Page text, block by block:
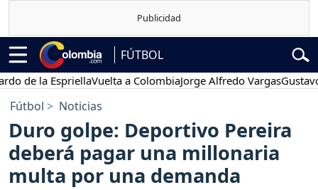
FÚTBOL
la EspriellaVuelta a ColombiaJorge Alfredo VargasGustavo
Fútbol Noticias
Duro golpe: Deportivo Pereira
deberá pagar una millonaria
multa por una demanda